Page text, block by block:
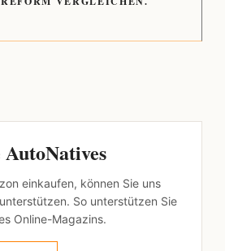
einkaufen, können Sie uns
So unterstützen Sie
Online-Magazins.